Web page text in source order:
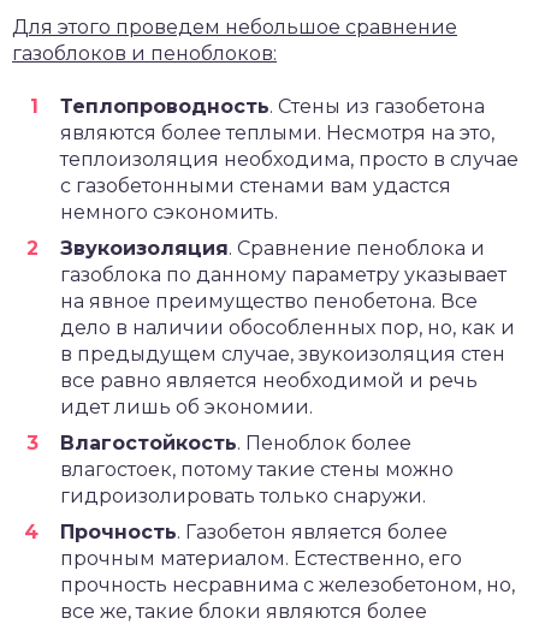
Для этого проведем небольшое сравнение
газоблоков и пеноблоков:
Теплопроводность. Стены из газобетона
являются более теплыми. Несмотря на это,
теплоизоляция необходима, просто в случае
с газобетонными стенами вам удастся
немного сэкономить.
Звукоизоляция. Сравнение пеноблока и
газоблока по данному параметру указывает
на явное преимущество пенобетона. Все
дело в наличии обособленных пор, но, как и
в предыдущем случае, звукоизоляция стен
все равно является необходимой и речь
идет лишь об экономии.
Влагостойкость. Пеноблок более
влагостоек, потому такие стены можно
гидроизолировать только снаружи.
Прочность. Газобетон является более
прочным материалом. Естественно, его
прочность несравнима с железобетоном, но,
все же, такие блоки являются более